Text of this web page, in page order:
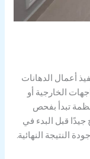
أعمال الدهانات
الخارجية أو
تبدأ بفحص
جيدًا قبل البدء في
النتيجة النهائية.